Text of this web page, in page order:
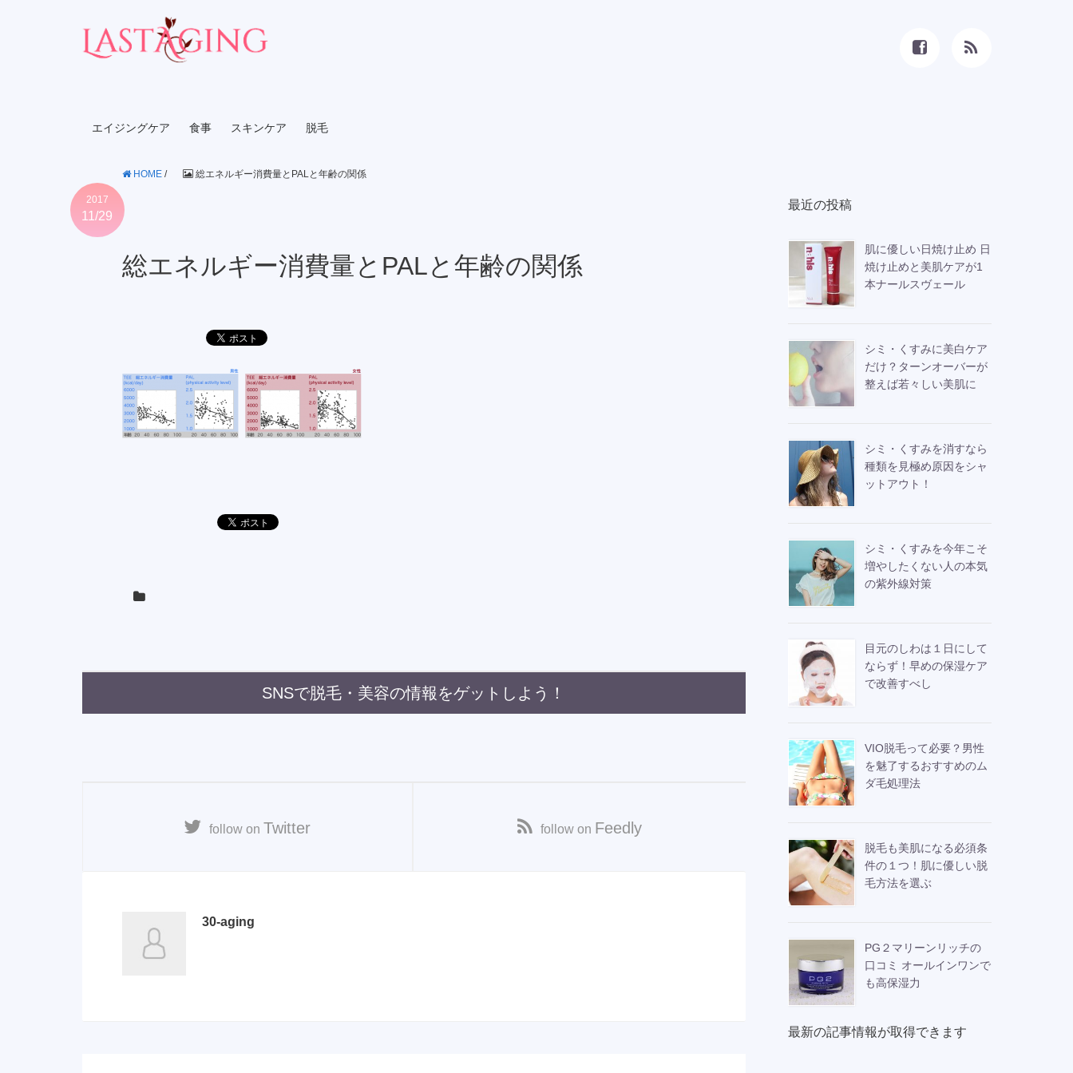
エイジングケア 食事 スキンケア 脱毛
HOME/ 総エネルギー消費量とPALと年齢の関係
2017
11/29
総エネルギー消費量とPALと年齢の関係
SNSで脱毛・美容の情報をゲットしよう！
follow on Twitter follow on Feedly
30-aging
最近の投稿
肌に優しい日焼け止め 日
焼け止めと美肌ケアが1
本ナールスヴェール
シミ・くすみに美白ケア
だけ？ターンオーバーが
整えば若々しい美肌に
シミ・くすみを消すなら
種類を見極め原因をシャ
ットアウト！
シミ・くすみを今年こそ
増やしたくない人の本気
の紫外線対策
目元のしわは１日にして
ならず！早めの保湿ケア
で改善すべし
VIO脱毛って必要？男性
を魅了するおすすめのム
ダ毛処理法
脱毛も美肌になる必須条
件の１つ！肌に優しい脱
毛方法を選ぶ
PG２マリーンリッチの
口コミ オールインワンで
も高保湿力
最新の記事情報が取得できます